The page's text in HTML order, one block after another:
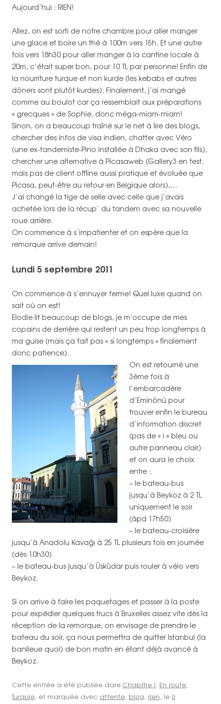
Aujourd’hui : RIEN!
Allez, on est sorti de notre chambre pour aller manger
une glace et boire un thé à 100m vers 15h. Et une autre
fois vers 18h30 pour aller manger à la cantine locale à
20m, c’était super bon, pour 10 TL par personne! Enfin de
la nourriture turque et non kurde (les kebabs et autres
döners sont plutôt kurdes). Finalement, j’ai mangé
comme au boulot car ça ressemblait aux préparations
« grecques » de Sophie, donc méga-miam-miam!
Sinon, on a beaucoup traîné sur le net à lire des blogs,
chercher des infos de visa indien, chatter avec Véro
(une ex-tandemiste-Pino installée à Dhaka avec son fils),
chercher une alternative à Picasaweb (Gallery3 en test,
mais pas de client offline aussi pratique et évoluée que
Picasa, peut-être au retour en Belgique alors),…
J’ai changé la tige de selle avec celle que j’avais
achetée lors de la récup’ du tandem avec sa nouvelle
roue arrière.
On commence à s’impatienter et on espère que la
remorque arrive demain!
Lundi 5 septembre 2011
On commence à s’ennuyer ferme! Quel luxe quand on
sait où on est!
Elodie lit beaucoup de blogs, je m’occupe de mes
copains de derrière qui restent un peu trop longtemps à
ma guise (mais ça fait pas « si longtemps » finalement
donc patience).
On est retourné une
3ème fois à
l’embarcadère
d’Eminönü pour
trouver enfin le bureau
d’information discret
(pas de « i » bleu ou
autre panneau clair)
et on aura le choix
entre :
– le bateau-bus
jusqu’à Beykoz à 2 TL
uniquement le soir
(àpd 17h50)
– le bateau-croisière
jusqu’à Anadolu Kavağı à 25 TL plusieurs fois en journée
(dès 10h30)
– le bateau-bus jusqu’à Üsküdar puis rouler à vélo vers
Beykoz.
Si on arrive à faire les paquetages et passer à la poste
pour expédier quelques trucs à Bruxelles assez vite dès la
réception de la remorque, on envisage de prendre le
bateau du soir, ça nous permettra de quitter Istanbul (la
banlieue quoi) de bon matin en étant déjà avancé à
Beykoz.
Cette entrée a été publiée dans Chapitre I, En route,
Turquie, et marquée avec attente, blog, rien, le 6